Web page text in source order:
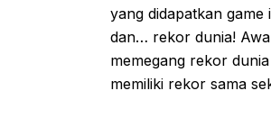
yang didapatkan
dan… rekor dunia!
memegang rekor
memiliki rekor sama